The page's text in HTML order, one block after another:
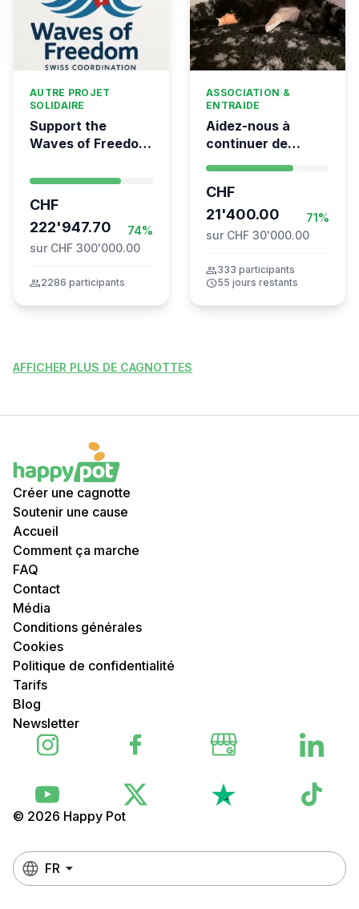
AUTRE PROJET
SOLIDAIRE
Support the
Waves of Freedom
coordination for
the Global
Movement to Gaza
CHF
222'947.70
74%
sur CHF 300'000.00
group2286 participants
ASSOCIATION &
ENTRAIDE
Aidez-nous à
continuer de
CHF
21'400.00
71%
sur CHF 30'000.00
group333 participants
schedule55 jours restants
AFFICHER PLUS DE CAGNOTTES
© 2026 Happy Pot
FR
Créer une cagnotte
Soutenir une cause
Accueil
Comment ça marche
FAQ
Contact
Média
Conditions générales
Cookies
Politique de confidentialité
Tarifs
Blog
Newsletter